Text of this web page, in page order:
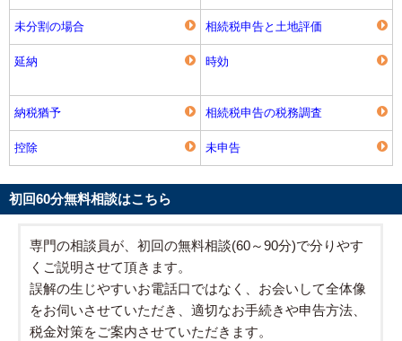
未分割の場合 相続税申告と土地評価
延納 時効
納税猶予 相続税申告の税務調査
控除 未申告
初回60分無料相談はこちら
専門の相談員が、初回の無料相談(60～90分)で分りやす
くご説明させて頂きます。
誤解の生じやすいお電話口ではなく、お会いして全体像
をお伺いさせていただき、適切なお手続きや申告方法、
税金対策をご案内させていただきます。